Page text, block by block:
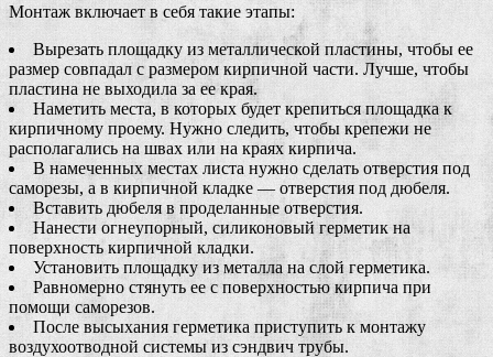
Монтаж включает в себя такие этапы:
Вырезать площадку из металлической пластины, чтобы ее
размер совпадал с размером кирпичной части. Лучше, чтобы
пластина не выходила за ее края.
Наметить места, в которых будет крепиться площадка к
кирпичному проему. Нужно следить, чтобы крепежи не
располагались на швах или на краях кирпича.
В намеченных местах листа нужно сделать отверстия под
саморезы, а в кирпичной кладке — отверстия под дюбеля.
Вставить дюбеля в проделанные отверстия.
Нанести огнеупорный, силиконовый герметик на
поверхность кирпичной кладки.
Установить площадку из металла на слой герметика.
Равномерно стянуть ее с поверхностью кирпича при
помощи саморезов.
После высыхания герметика приступить к монтажу
воздухоотводной системы из сэндвич трубы.